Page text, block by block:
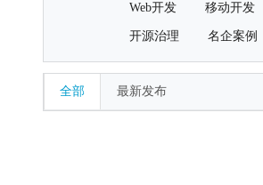
Web开发 移动开发
开源治理 名企案例
全部 最新发布